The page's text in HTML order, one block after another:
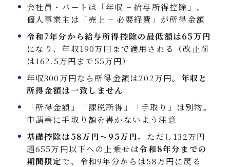
会社員・パートは「年収 − 給与所得控除」、
個人事業主は「売上 − 必要経費」が所得金額
令和7年分から給与所得控除の最低額は65万円
になり、年収190万円まで適用される（改正前
は162.5万円まで55万円）
年収300万円なら所得金額は202万円。 年収と
所得金額は一致しません
「所得金額」「課税所得」「手取り」は別物。
申請書に手取り額を書かないよう注意
基礎控除は58万円〜95万円。ただし132万円
超655万円以下への上乗せは令和8年分までの
期間限定で、令和9年分からは58万円に戻る